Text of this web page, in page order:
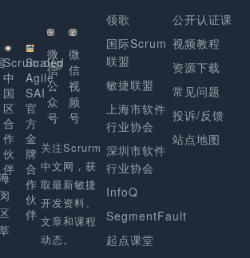
Scrum.org
中
国
区
合
作
伙
伴
Scaled
Agile
SAI
官
方
金
牌
合
作
伙
伴
微
信
公
众
号
微
信
视
频
号
关注Scrurm
中文网，获
取最新敏捷
开发资料、
文章和课程
动态。
领歌
国际Scrum
联盟
敏捷联盟
上海市软件
行业协会
深圳市软件
行业协会
InfoQ
SegmentFault
起点课堂
公开认证课
视频教程
资源下载
常见问题
投诉/反馈
站点地图